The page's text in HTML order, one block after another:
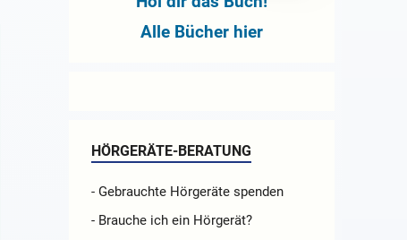
Alle Bücher hier
HÖRGERÄTE-BERATUNG
- Gebrauchte Hörgeräte spenden
- Brauche ich ein Hörgerät?